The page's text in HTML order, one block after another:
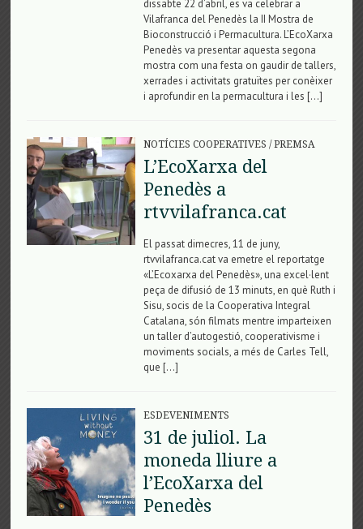
dissabte 22 d’abril, es va celebrar a
Vilafranca del Penedès la II Mostra de
Bioconstrucció i Permacultura. L’EcoXarxa
Penedès va presentar aquesta segona
mostra com una festa on gaudir de tallers,
xerrades i activitats gratuïtes per conèixer
i aprofundir en la permacultura i les […]
NOTÍCIES COOPERATIVES /PREMSA
L’EcoXarxa del
Penedès a
rtvvilafranca.cat
El passat dimecres, 11 de juny,
rtvvilafranca.cat va emetre el reportatge
«L’Ecoxarxa del Penedès», una excel·lent
peça de difusió de 13 minuts, en què Ruth i
Sisu, socis de la Cooperativa Integral
Catalana, són filmats mentre imparteixen
un taller d’autogestió, cooperativisme i
moviments socials, a més de Carles Tell,
que […]
ESDEVENIMENTS
31 de juliol. La
moneda lliure a
l’EcoXarxa del
Penedès